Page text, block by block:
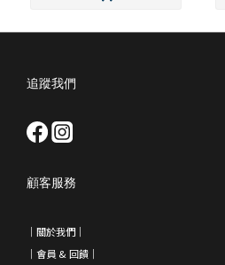
追蹤我們
顧客服務
｜ 關於我們 ｜
｜會員 & 回饋 ｜